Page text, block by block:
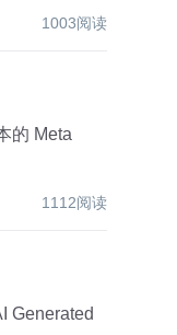
1003阅读
1112阅读